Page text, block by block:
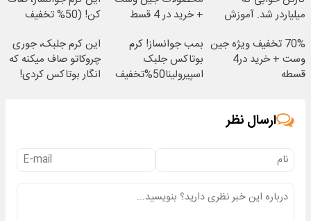
میلیاردر شد. آموزش
+ خرید در 4 قسط
کن! (50% تخفیف
70% تخفیف ویژه جین
وست + خرید در4
قسطه
بمب جوانساز! کرم
بوتاکس جلبک
اسپیرولینا50%تخفیف
این کرم جلبک، جوری
چروکاتو صاف میکنه که
انگار بوتاکس کردی!
ارسال نظر